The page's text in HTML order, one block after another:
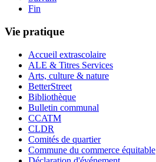
Fin
Vie pratique
Accueil extrascolaire
ALE & Titres Services
Arts, culture & nature
BetterStreet
Bibliothèque
Bulletin communal
CCATM
CLDR
Comités de quartier
Commune du commerce équitable